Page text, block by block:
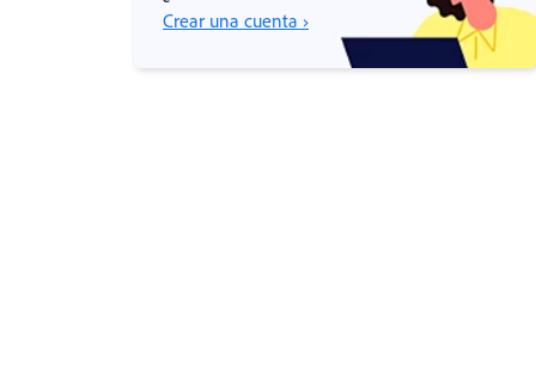
Crear una cuenta ›